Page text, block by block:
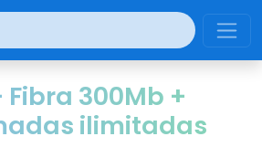
300Mb +
ilimitadas